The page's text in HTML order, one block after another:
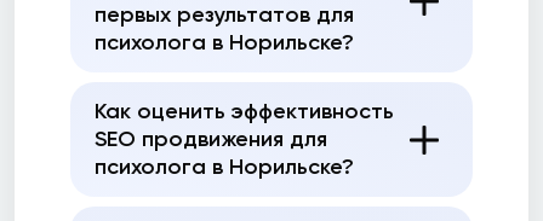
первых результатов для
психолога в Норильске?
Как оценить эффективность
SEO продвижения для
психолога в Норильске?